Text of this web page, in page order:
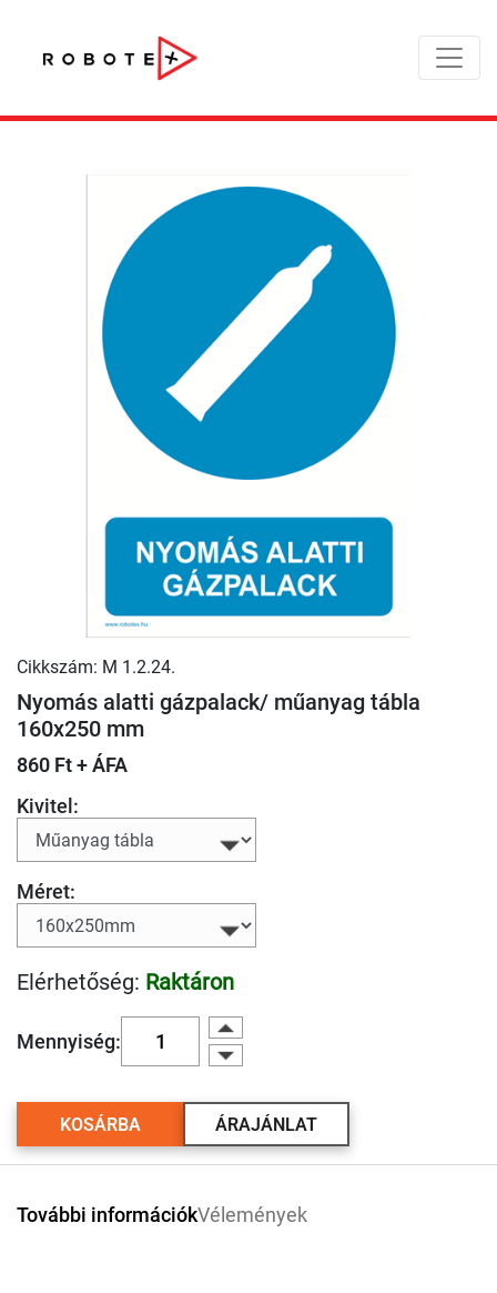
Cikkszám: M 1.2.24.
Nyomás alatti gázpalack/ műanyag tábla
160x250 mm
860 Ft + ÁFA
Kivitel:
Méret:
Elérhetőség: Raktáron
Mennyiség:
KOSÁRBA ÁRAJÁNLAT
További információkVélemények